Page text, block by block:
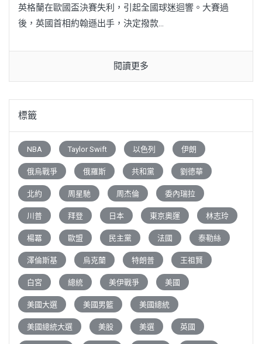
英格蘭在歐國盃決賽失利，引起全國球迷迴響。大賽過
後，英國首相約翰遜出手，決定撥款...
閱讀更多
標籤
NBA Taylor Swift 以色列 伊朗
俄烏戰爭 俄羅斯 共和黨 劉德華
北約 周星馳 周杰倫 委內瑞拉
川普 拜登 日本 東京奧運 林志玲
楊冪 歐盟 民主黨 法國 泰勒絲
澤倫斯基 烏克蘭 特朗普 王祖賢
白宮 總統 美伊戰爭 美國
美國大選 美國男籃 美國總統
美國總統大選 美股 美選 英國